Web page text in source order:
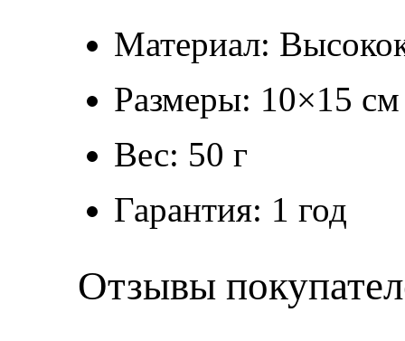
Материал:
Размеры: 10×15 см
Вес: 50 г
Гарантия: 1 год
Отзывы